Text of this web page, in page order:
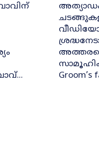
Groom’s